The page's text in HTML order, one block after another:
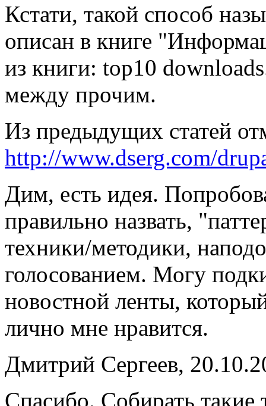
Кстати, такой способ
описан в книге
из книги: top10
между прочим.
Из предыдущих статей
http://www.dserg.com/
Дим, есть идея.
правильно назвать,
техники/методики,
голосованием. Могу
новостной ленты,
лично мне нравится.
Дмитрий Сергеев,
Спасибо. Собирать такие